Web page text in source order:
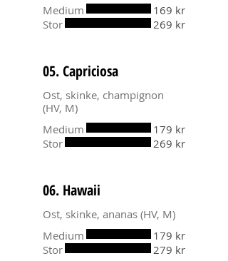
Medium
169 kr
Stor
269 kr
05. Capriciosa
Ost, skinke, champignon
(HV, M)
Medium
179 kr
Stor
269 kr
06. Hawaii
Ost, skinke, ananas (HV, M)
Medium
179 kr
Stor
279 kr